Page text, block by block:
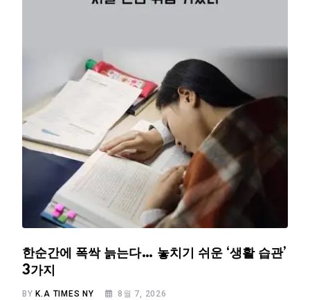
한순간에 폭싹 늙는다… 놓치기 쉬운 ‘생활 습관’
3가지
BY K.A TIMES NY 8월 7, 2026